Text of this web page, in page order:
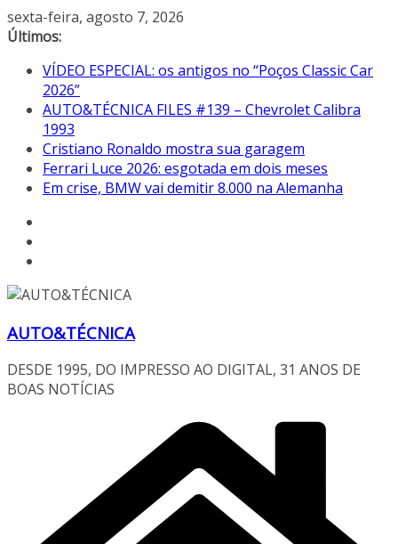
Pular
para
conteúdo
sexta-feira, agosto 7, 2026
Últimos:
VÍDEO ESPECIAL: os antigos no “Poços Classic Car
2026”
AUTO&TÉCNICA FILES #139 – Chevrolet Calibra
1993
Cristiano Ronaldo mostra sua garagem
Ferrari Luce 2026: esgotada em dois meses
Em crise, BMW vai demitir 8.000 na Alemanha
AUTO&TÉCNICA
DESDE 1995, DO IMPRESSO AO DIGITAL, 31 ANOS DE
BOAS NOTÍCIAS